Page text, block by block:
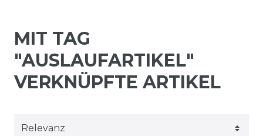
MIT TAG
"AUSLAUFARTIKEL"
VERKNÜPFTE ARTIKEL